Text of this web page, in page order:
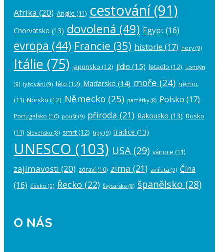
Afrika (20) Anglie (11) cestování(91)
Chorvatsko (13) dovolená (49) Egypt(16)
evropa (44) Francie (35) historie (17) hory (9)
Itálie (75) japonsko (12) jídlo (15) letadlo (12) Londýn
(9) lyžování (9) léto (12) Maďarsko (14) moře (24) nemoc
(11) Norsko (12) Německo (25) památky(8) Polsko (17)
Portugalsko (10) poušť(9) příroda (21) Rakousko (13) Rusko
(11) Slovensko (8) smrt(12) tipy (9) tradice (13)
UNESCO (103) USA (29) vánoce (11)
zajímavosti (20) zdraví (10) zima (21) zvířata (9) Čína
(16) česko (9) Řecko (22) Švýcarsko (8) španělsko (28)
O NÁS